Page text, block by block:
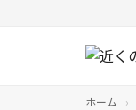
ホーム ›